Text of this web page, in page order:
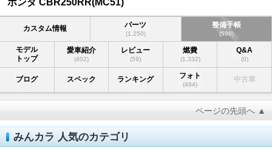
カスタム情報 パーツ
(1,250)
整備手帳
(598)
モデル
トップ
愛車紹介
(402)
レビュー
(59)
燃費
(1,332)
Q&A
(0)
ブログ スペック ランキング フォト
(484)
中古車
ページの先頭へ ▲
みんカラ 人気のカテゴリ